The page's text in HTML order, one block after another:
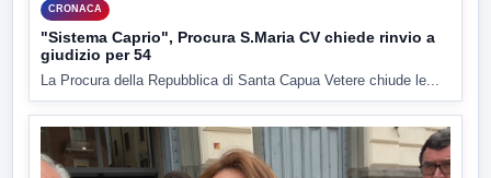
CRONACA
"Sistema Caprio", Procura S.Maria CV chiede rinvio a
giudizio per 54
La Procura della Repubblica di Santa Capua Vetere chiude le...